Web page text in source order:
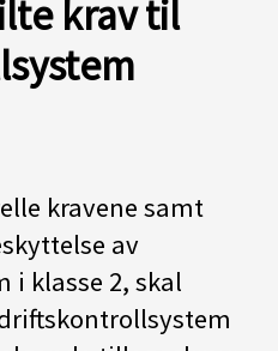
krav til
kravene samt
av
i klasse 2, skal